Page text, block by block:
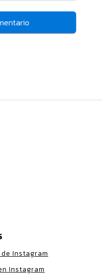
Instagram
Instagram